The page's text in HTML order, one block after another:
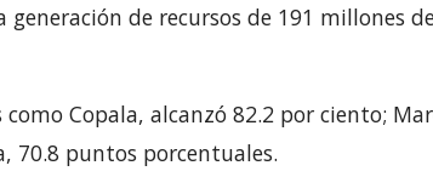
de recursos de 191 millones
Copala, alcanzó 82.2 por ciento;
70.8 puntos porcentuales.